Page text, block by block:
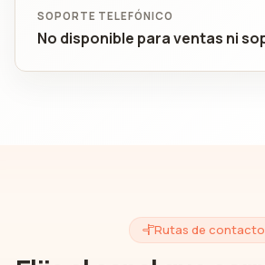
SOPORTE TELEFÓNICO
No disponible para ventas ni
Rutas de contacto